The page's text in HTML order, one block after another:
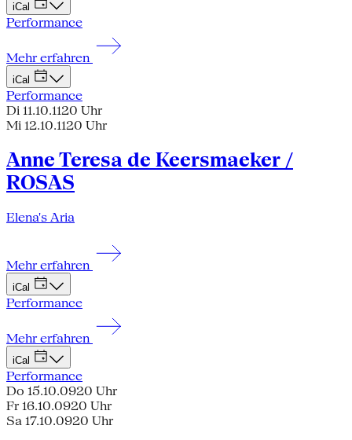
iCal
Performance
Mehr erfahren
iCal
Performance
Di 11.10.1120 Uhr
Mi 12.10.1120 Uhr
Anne Teresa de Keersmaeker /
ROSAS
Elena's Aria
Mehr erfahren
iCal
Performance
Mehr erfahren
iCal
Performance
Do 15.10.0920 Uhr
Fr 16.10.0920 Uhr
Sa 17.10.0920 Uhr